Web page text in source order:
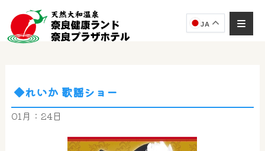
JA
◆れいか 歌謡ショー
01月：24日
奈良健康ランド AIコンシェルジュです。